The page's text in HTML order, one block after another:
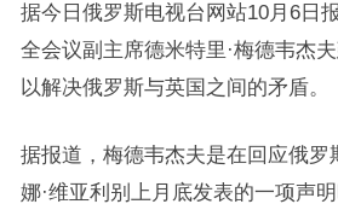
据今日俄罗斯电视台网站10月6日
全会议副主席德米特里·梅德韦杰夫
以解决俄罗斯与英国之间的矛盾。
据报道，梅德韦杰夫是在回应俄罗
娜·维亚利别上月底发表的一项声